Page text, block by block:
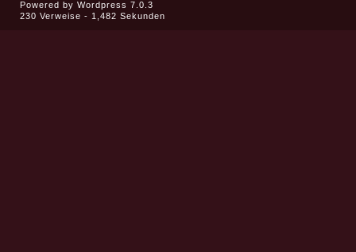
Powered by Wordpress 7.0.3
230 Verweise - 1,482 Sekunden